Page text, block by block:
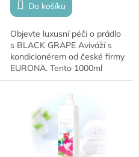
Do košíku
Objevte luxusní péči o prádlo
s BLACK GRAPE Aviváží s
kondicionérem od české firmy
EURONA. Tento 1000ml
koncentrát dodá vašemu
hroznu a měkkost na dotek.